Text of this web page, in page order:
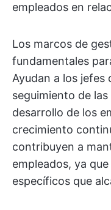
empleados en
Los marcos de
fundamentales
Ayudan a los jefes
seguimiento de
desarrollo de los
crecimiento
contribuyen a
empleados, ya
específicos que